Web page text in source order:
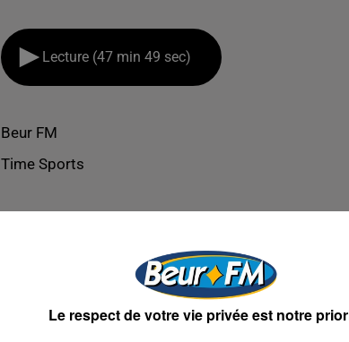
Lecture (47 min 49 sec)
Beur FM
Time Sports
Le respect de votre vie privée est notre